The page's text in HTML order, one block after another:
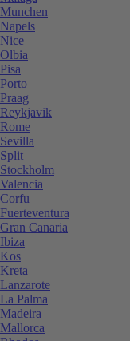
Munchen
Napels
Nice
Olbia
Pisa
Porto
Praag
Reykjavik
Rome
Sevilla
Split
Stockholm
Valencia
Corfu
Fuerteventura
Gran Canaria
Ibiza
Kos
Kreta
Lanzarote
La Palma
Madeira
Mallorca